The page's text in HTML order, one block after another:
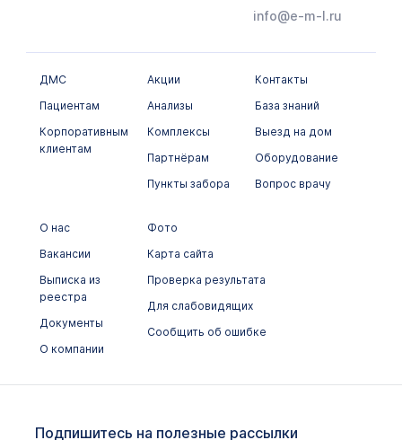
info@e-m-l.ru
ДМС
Пациентам
Корпоративным
клиентам
Акции
Анализы
Комплексы
Партнёрам
Пункты забора
Контакты
База знаний
Выезд на дом
Оборудование
Вопрос врачу
О нас
Вакансии
Выписка из
реестра
Документы
О компании
Фото
Карта сайта
Проверка результата
Для слабовидящих
Сообщить об ошибке
Подпишитесь на полезные рассылки